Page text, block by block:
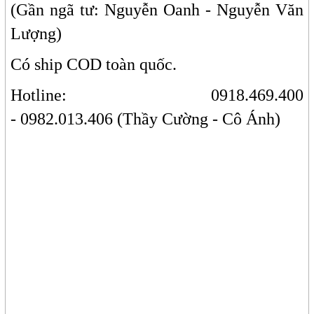
(Gần ngã tư: Nguyễn Oanh - Nguyễn Văn
Lượng)
Có ship COD toàn quốc.
Hotline: 0918.469.400
- 0982.013.406 (Thầy Cường - Cô Ánh)